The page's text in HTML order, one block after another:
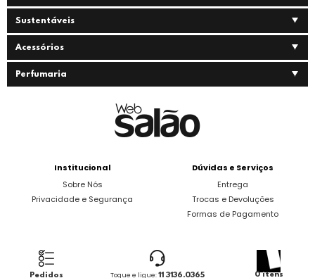
Sustentáveis
Acessórios
Perfumaria
Institucional
Sobre Nós
Privacidade e Segurança
Dúvidas e Serviços
Entrega
Trocas e Devoluções
Formas de Pagamento
Pedidos Toque e ligue:11 3136.0365 0 itens